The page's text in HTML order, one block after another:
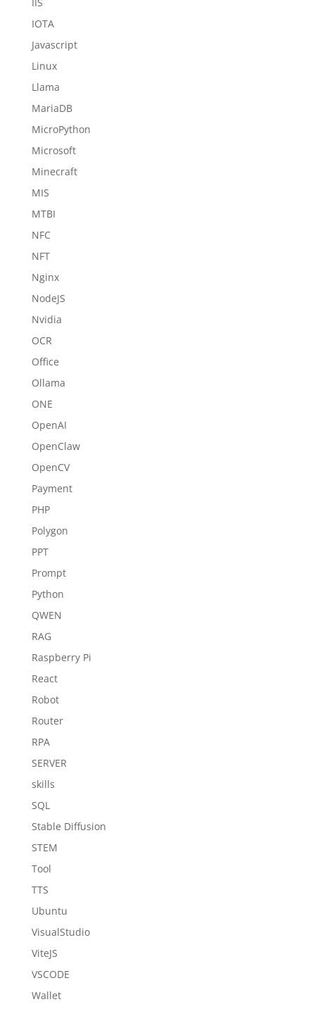
IOTA
Javascript
Linux
Llama
MariaDB
MicroPython
Microsoft
Minecraft
MIS
MTBI
NFC
NFT
Nginx
NodeJS
Nvidia
OCR
Office
Ollama
ONE
OpenAI
OpenClaw
OpenCV
Payment
PHP
Polygon
PPT
Prompt
Python
QWEN
RAG
Raspberry Pi
React
Robot
Router
RPA
SERVER
skills
SQL
Stable Diffusion
STEM
Tool
TTS
Ubuntu
VisualStudio
ViteJS
VSCODE
Wallet